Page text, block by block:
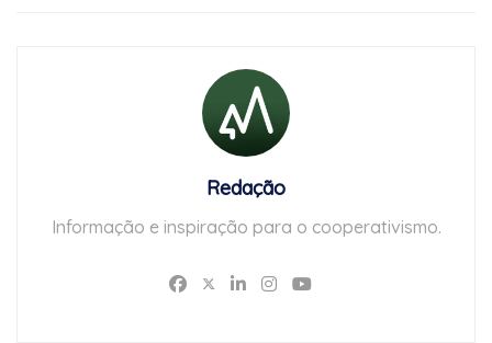
Redação
Informação e inspiração para o cooperativismo.